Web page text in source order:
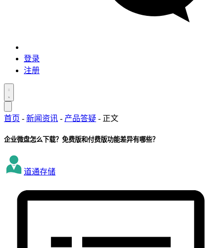
登录
注册
首页 - 新闻资讯 - 产品答疑 - 正文
企业微盘怎么下载？免费版和付费版功能差异有哪些？
道通存储